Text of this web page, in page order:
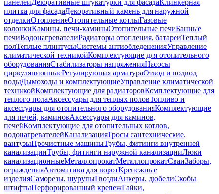
панелейДекоративные штукатурки для фасадаКлинкерная
плитка для фасадаДекоративный камень для наружной
отделкиОтоплениеОтопительные котлыГазовые
колонкиКамины, печи-каминыОтопительные печиБанные
печиВодонагревателиРадиаторы отопления, батареиТеплый
полТеплые плинтусыСистемы антиобледененияУправление
климатической техникойКомплектующие для отопительного
оборудованияСтабилизаторы напряженияНасосы
циркуляционныеРегулирующая арматураОтвод и подвод
водыДымоходы и комплектующиеУправление климатической
техникойКомплектующие для радиаторовКомплектующие для
теплого полаАксессуары для теплых половТопливо и
аксессуары для отопительного оборудованияКомплектующие
для печей, каминовАксессуары для каминов,
печейКомплектующие для отопительных котлов,
водонагревателейКанализацияТросы сантехнические,
вантузыПрочистные машиныТрубы, фитинги внутренней
канализацииТрубы, фитинги наружной канализацииЛюки
канализационныеМеталлопрокатМеталлопрокатСваиЗаборы,
огражденияАвтоматика для воротКрепежные
изделияСаморезы, шурупыГвоздиАнкеры, дюбелиСкобы,
штифтыПерфорированный крепежГайки,